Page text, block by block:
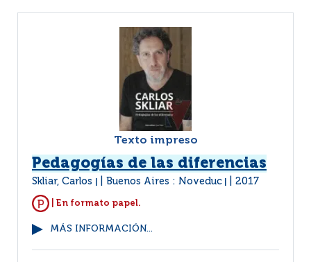
Texto impreso
Pedagogías de las diferencias
Skliar, Carlos Buenos Aires : Noveduc 2017
| En formato papel.
MÁS INFORMACIÓN...